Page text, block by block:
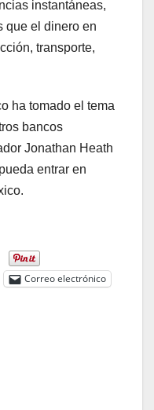
instantáneas,
que el dinero en
transporte,
ha tomado el tema
bancos
Jonathan Heath
entrar en
Correo electrónico